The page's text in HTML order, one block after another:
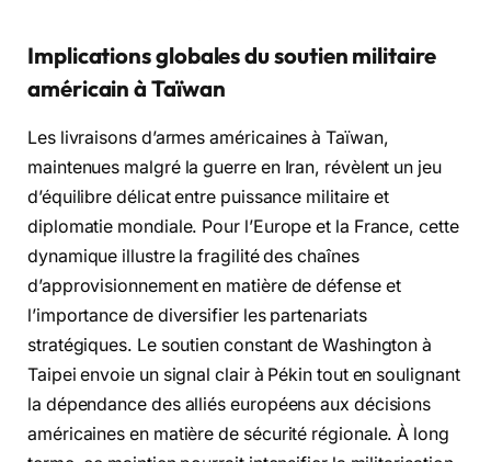
Implications globales du soutien militaire
américain à Taïwan
Les livraisons d’armes américaines à Taïwan,
maintenues malgré la guerre en Iran, révèlent un jeu
d’équilibre délicat entre puissance militaire et
diplomatie mondiale. Pour l’Europe et la France, cette
dynamique illustre la fragilité des chaînes
d’approvisionnement en matière de défense et
l’importance de diversifier les partenariats
stratégiques. Le soutien constant de Washington à
Taipei envoie un signal clair à Pékin tout en soulignant
la dépendance des alliés européens aux décisions
américaines en matière de sécurité régionale. À long